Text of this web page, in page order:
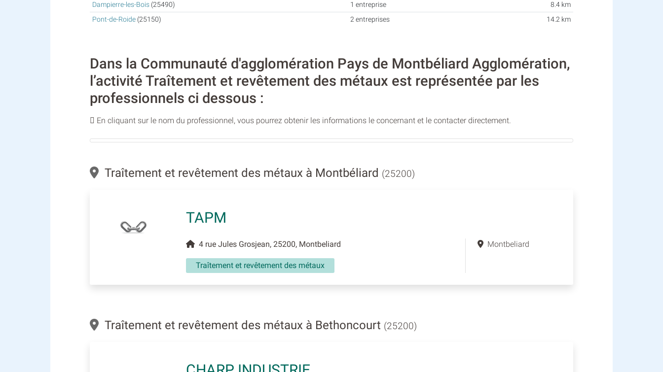
Dampierre-les-Bois(25490) 1 entreprise
8.4 km
Pont-de-Roide(25150) 2 entreprises 14.2 km
Dans la Communauté d'agglomération Pays de Montbéliard Agglomération,
l’activité Traîtement et revêtement des métaux est représentée par les
professionnels ci dessous :
En cliquant sur le nom du professionnel, vous pourrez obtenir les informations le concernant et le contacter directement.
Traîtement et revêtement des métaux à Montbéliard (25200)
TAPM
4 rue Jules Grosjean, 25200, Montbeliard
Traîtement et revêtement des métaux
Montbeliard
Traîtement et revêtement des métaux à Bethoncourt (25200)